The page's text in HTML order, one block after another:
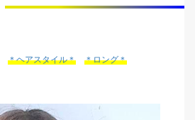
＊ヘアスタイル＊ ＊ロング＊